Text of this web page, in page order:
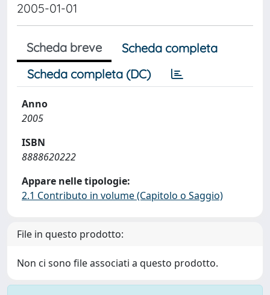
2005-01-01
Scheda breve
Scheda completa
Scheda completa (DC)
Anno
2005
ISBN
8888620222
Appare nelle tipologie:
2.1 Contributo in volume (Capitolo o Saggio)
File in questo prodotto:
Non ci sono file associati a questo prodotto.